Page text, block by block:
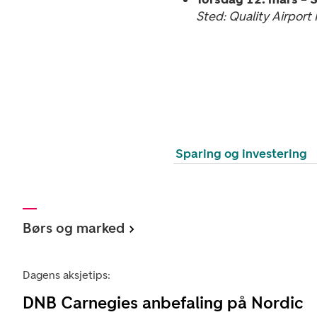
Sted: Quality
Sparing og investering
Børs og marked
Dagens aksjetips:
DNB Carnegies anbefaling på Nordic